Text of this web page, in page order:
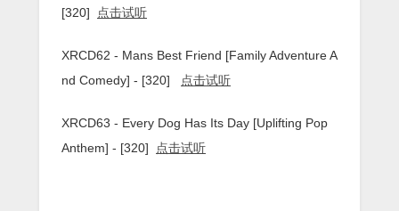
[320]
点击试听
XRCD62 - Mans Best Friend [Family Adventure A
nd Comedy] - [320]
点击试听
XRCD63 - Every Dog Has Its Day [Uplifting Pop
Anthem] - [320]
点击试听